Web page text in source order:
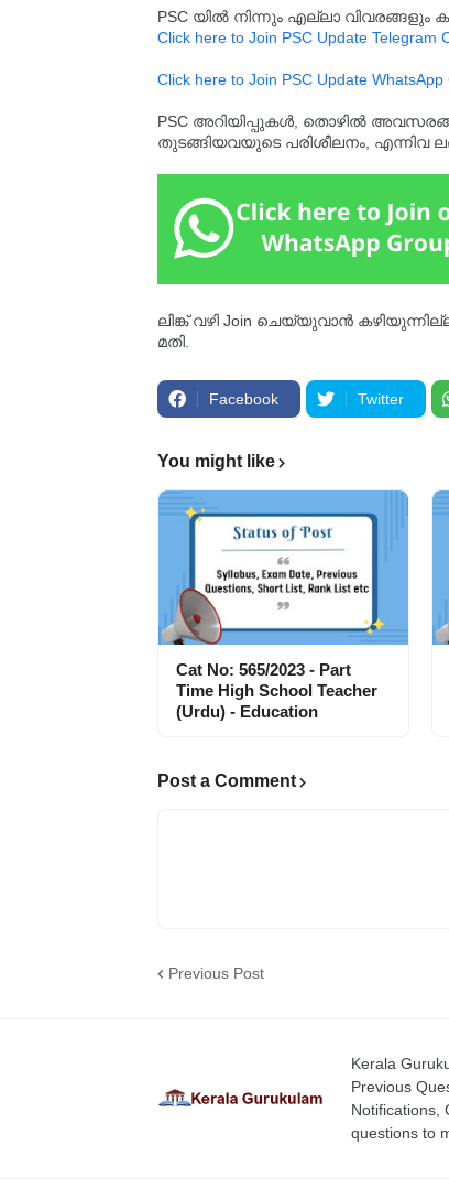
PSC യിൽ നിന്നും എല്ലാ
Click here to Join PSC Update Telegram
Click here to Join PSC Update WhatsApp
PSC അറിയിപ്പുകൾ, തൊഴിൽ അവസരങ്ങൾ,
തുടങ്ങിയവയുടെ പരിശീലനം, എന്നിവ
ലിങ്ക് വഴി Join ചെയ്യുവാൻ
മതി.
Facebook Twitter
You might like
Cat No: 565/2023 - Part
Time High School Teacher
(Urdu) - Education
Post a Comment
Previous Post
Kerala
Previous
Notifications,
questions to